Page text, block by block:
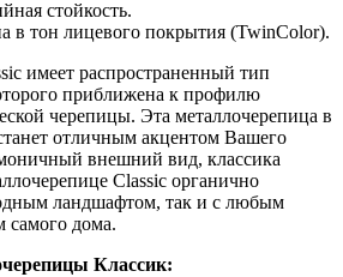
стойкость.
в тон лицевого покрытия (TwinColor).
имеет распространенный тип
приближена к профилю
черепицы. Эта металлочерепица в
отличным акцентом Вашего
внешний вид, классика
Classic органично
ландшафтом, так и с любым
самого дома.
Классик: